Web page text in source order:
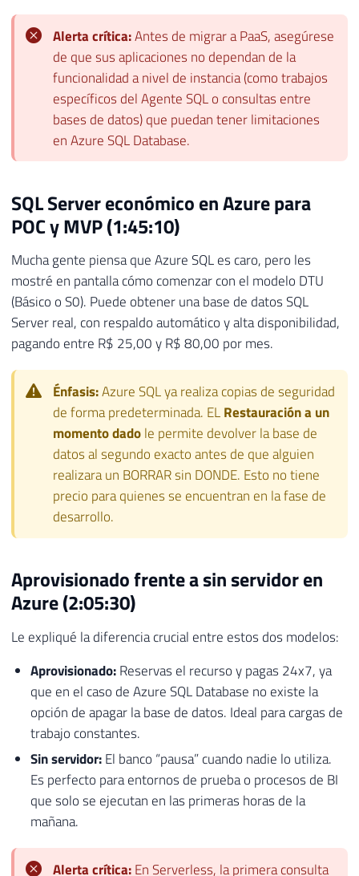
Alerta crítica:Antes de migrar a PaaS, asegúrese
de que sus aplicaciones no dependan de la
funcionalidad a nivel de instancia (como trabajos
específicos del Agente SQL o consultas entre
bases de datos) que puedan tener limitaciones
en Azure SQL Database.
SQL Server económico en Azure para
POC y MVP (1:45:10)
Mucha gente piensa que Azure SQL es caro, pero les
mostré en pantalla cómo comenzar con el modelo DTU
(Básico o S0). Puede obtener una base de datos SQL
Server real, con respaldo automático y alta disponibilidad,
pagando entre R$ 25,00 y R$ 80,00 por mes.
Énfasis:Azure SQL ya realiza copias de seguridad
de forma predeterminada. ELRestauración a un
momento dadole permite devolver la base de
datos al segundo exacto antes de que alguien
realizara un BORRAR sin DONDE. Esto no tiene
precio para quienes se encuentran en la fase de
desarrollo.
Aprovisionado frente a sin servidor en
Azure (2:05:30)
Le expliqué la diferencia crucial entre estos dos modelos:
Aprovisionado:Reservas el recurso y pagas 24x7, ya
que en el caso de Azure SQL Database no existe la
opción de apagar la base de datos. Ideal para cargas de
trabajo constantes.
Sin servidor:El banco “pausa” cuando nadie lo utiliza.
Es perfecto para entornos de prueba o procesos de BI
que solo se ejecutan en las primeras horas de la
mañana.
Alerta crítica:En Serverless, la primera consulta